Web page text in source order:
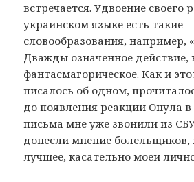
встречается. Удвоение своего
украинском языке есть такие
словообразования, например,
Дважды означенное действие,
фантасмагорическое. Как и
писалось об одном,
до появления реакции Онула
письма мне уже звонили из
донесли мнение болельщиков,
лучшее, касательно моей